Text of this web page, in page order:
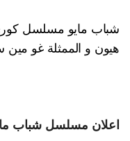
شباب مايو مسلسل
هيون و الممثلة غو
اعلان مسلسل شباب